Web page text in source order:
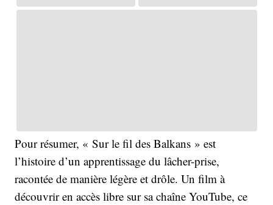
Pour résumer, « Sur le fil des Balkans » est
l’histoire d’un apprentissage du lâcher-prise,
racontée de manière légère et drôle. Un film à
découvrir en accès libre sur sa chaîne YouTube, ce